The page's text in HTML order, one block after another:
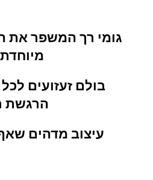
גומי רך המשפר את
בולם זעזועים